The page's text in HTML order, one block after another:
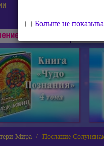
СофиоЛогия
Матери Мира
Мира Послание
Больше не